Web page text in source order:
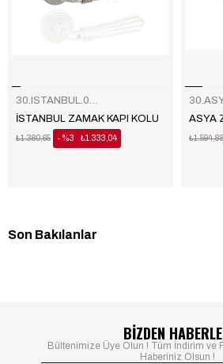
30.ISTANBUL.01.01
İSTANBUL ZAMAK KAPI KOLU
%3 ₺1.333,04
₺1.380,65
ASYA
Son Bakılanlar
BİZDEN
Bültenimize Üye Olun ! Tüm İndirim ve
Haberiniz Olsun !